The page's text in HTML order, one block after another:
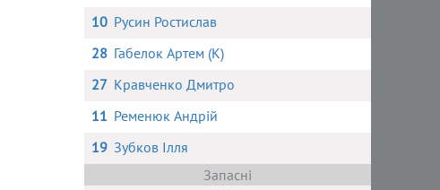
10 Русин Ростислав
28 Габелок Артем (К)
27 Кравченко Дмитро
11 Ременюк Андрій
19 Зубков Ілля
Запасні